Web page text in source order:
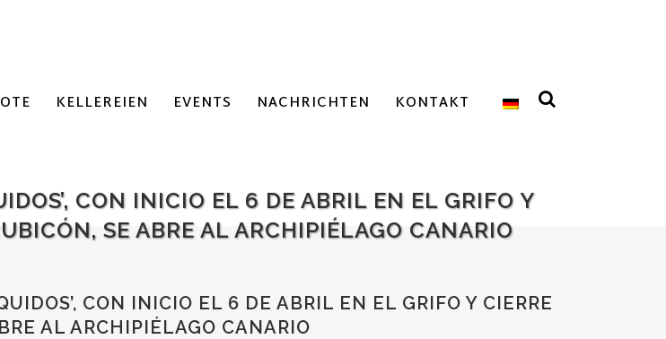
KELLEREIEN EVENTS NACHRICHTEN KONTAKT
CON INICIO EL 6 DE ABRIL EN EL GRIFO Y
SE ABRE AL ARCHIPIÉLAGO CANARIO
CON INICIO EL 6 DE ABRIL EN EL GRIFO Y CIERRE
AL ARCHIPIÉLAGO CANARIO